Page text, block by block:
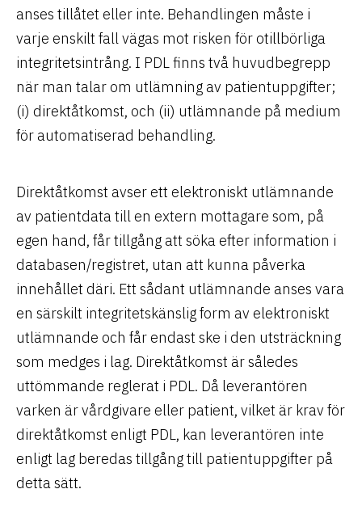
anses tillåtet eller inte. Behandlingen måste i
varje enskilt fall vägas mot risken för otillbörliga
integritetsintrång. I PDL finns två huvudbegrepp
när man talar om utlämning av patientuppgifter;
(i) direktåtkomst, och (ii) utlämnande på medium
för automatiserad behandling.
Direktåtkomst avser ett elektroniskt utlämnande
av patientdata till en extern mottagare som, på
egen hand, får tillgång att söka efter information i
databasen/registret, utan att kunna påverka
innehållet däri. Ett sådant utlämnande anses vara
en särskilt integritetskänslig form av elektroniskt
utlämnande och får endast ske i den utsträckning
som medges i lag. Direktåtkomst är således
uttömmande reglerat i PDL. Då leverantören
varken är vårdgivare eller patient, vilket är krav för
direktåtkomst enligt PDL, kan leverantören inte
enligt lag beredas tillgång till patientuppgifter på
detta sätt.